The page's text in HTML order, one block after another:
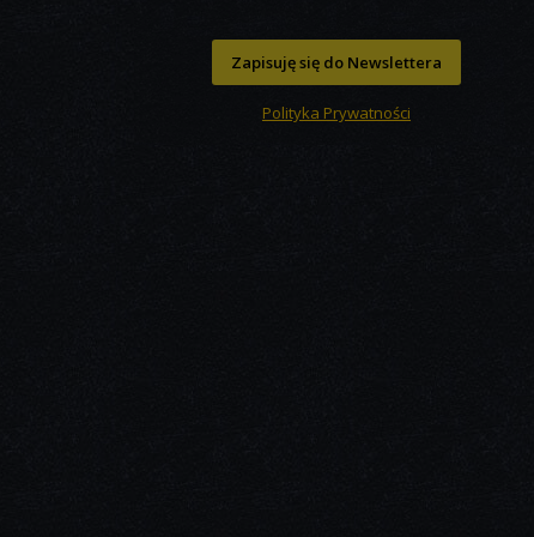
Zapisuję się do Newslettera
Polityka Prywatności